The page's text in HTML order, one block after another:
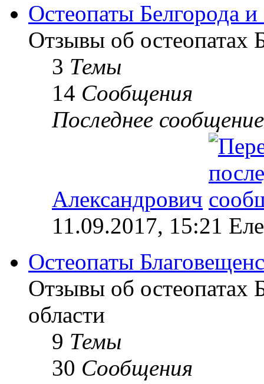
Остеопаты Белгорода
Отзывы об остеопатах
3 Темы
14 Сообщения
Последнее сообщение
Александрович
11.09.2017, 15:21
Остеопаты
Отзывы об остеопатах
области
9 Темы
30 Сообщения